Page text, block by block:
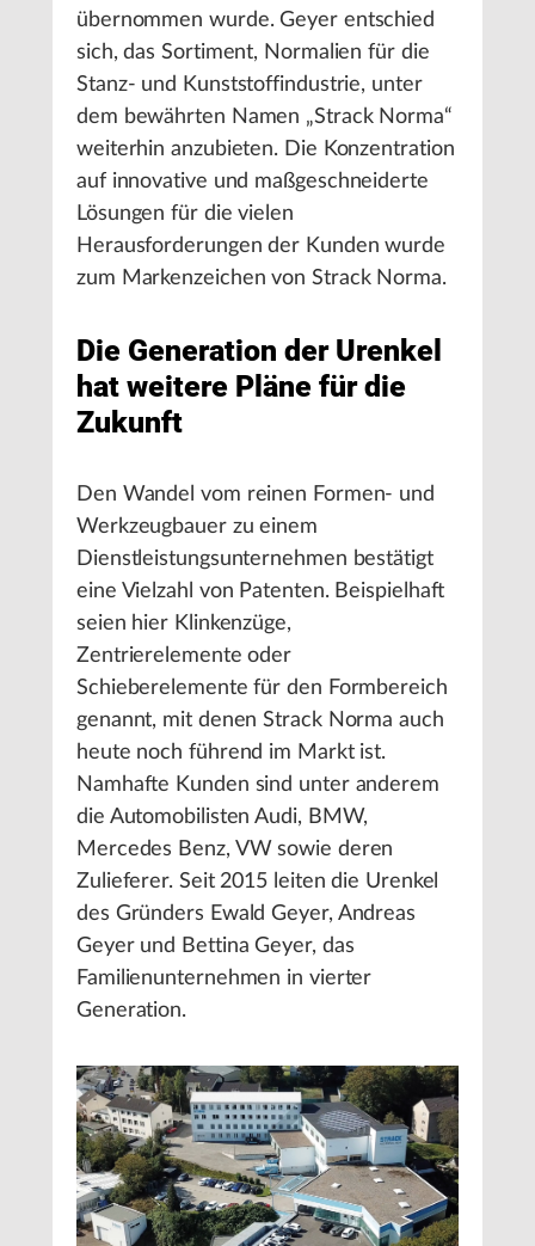
übernommen wurde. Geyer entschied
sich, das Sortiment, Normalien für die
Stanz- und Kunststoffindustrie, unter
dem bewährten Namen „Strack Norma“
weiterhin anzubieten. Die Konzentration
auf innovative und maßgeschneiderte
Lösungen für die vielen
Herausforderungen der Kunden wurde
zum Markenzeichen von Strack Norma.
Die Generation der Urenkel
hat weitere Pläne für die
Zukunft
Den Wandel vom reinen Formen- und
Werkzeugbauer zu einem
Dienstleistungsunternehmen bestätigt
eine Vielzahl von Patenten. Beispielhaft
seien hier Klinkenzüge,
Zentrierelemente oder
Schieberelemente für den Formbereich
genannt, mit denen Strack Norma auch
heute noch führend im Markt ist.
Namhafte Kunden sind unter anderem
die Automobilisten Audi, BMW,
Mercedes Benz, VW sowie deren
Zulieferer. Seit 2015 leiten die Urenkel
des Gründers Ewald Geyer, Andreas
Geyer und Bettina Geyer, das
Familienunternehmen in vierter
Generation.